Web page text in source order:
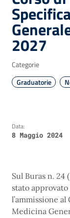
2027
Categorie
Graduatorie
Data:
8 Maggio 2024
Sul Buras n. 24
stato
l’ammissione
Medicina